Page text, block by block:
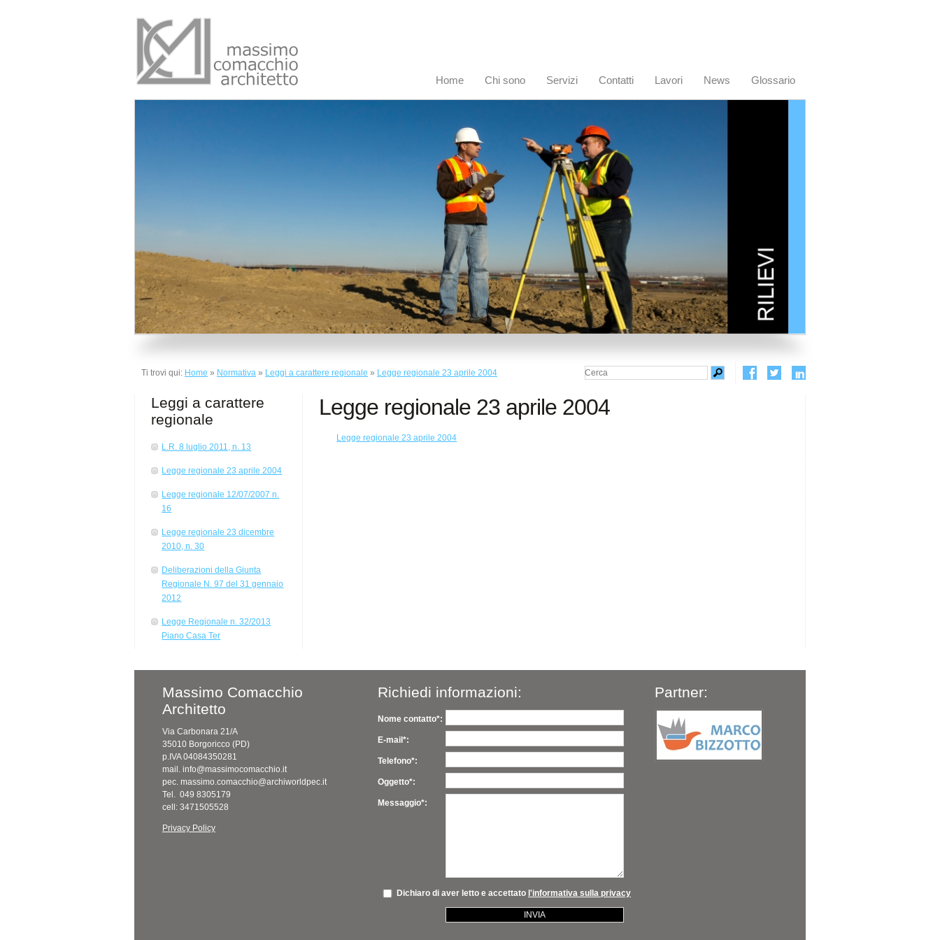
Home Chi sono Servizi Contatti Lavori News Glossario
Ti trovi qui: Home » Normativa » Leggi a carattere regionale » Legge regionale 23 aprile 2004
Leggi a carattere
regionale
L.R. 8 luglio 2011, n. 13
Legge regionale 23 aprile 2004
Legge regionale 12/07/2007 n.
16
Legge regionale 23 dicembre
2010, n. 30
Deliberazioni della Giunta
Regionale N. 97 del 31 gennaio
2012
Legge Regionale n. 32/2013
Piano Casa Ter
Legge regionale 23 aprile 2004
Legge regionale 23 aprile 2004
Massimo Comacchio
Architetto
Via Carbonara 21/A
35010 Borgoricco (PD)
p.IVA 04084350281
mail. info@massimocomacchio.it
pec. massimo.comacchio@archiworldpec.it
Tel. 049 8305179
cell: 3471505528
Privacy Policy
Richiedi informazioni:
Nome contatto*:
E-mail*:
Telefono*:
Oggetto*:
Messaggio*:
Dichiaro di aver letto e accettato l'informativa sulla privacy
Partner: